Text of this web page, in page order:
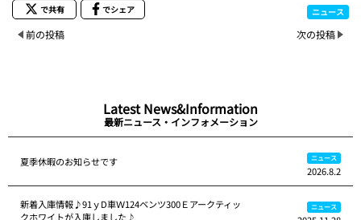
で共有 でシェア ニュース
前の投稿 次の投稿
Latest News&Information
最新ニュース・インフォメーション
夏季休暇のお知らせです ニュース
2026.8.2
新着入庫情報♪91ｙD車Ｗ124ベンツ300Ｅアークティッ
クホワイトが入庫しました♪
ニュース